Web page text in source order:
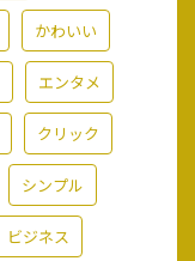
かわいい
エンタメ
クリック
シンプル
ビジネス